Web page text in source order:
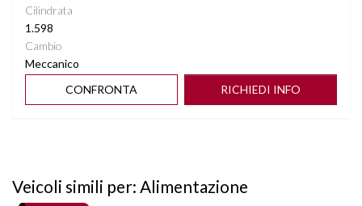
Cilindrata
1.598
Cambio
Meccanico
CONFRONTA
RICHIEDI INFO
Veicoli simili per: Alimentazione